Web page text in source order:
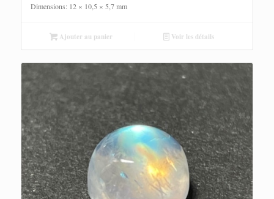
Dimensions: 12 × 10,5 × 5,7 mm
Ajouter au panier Voir les détails